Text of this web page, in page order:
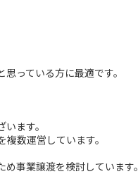
っている方に最適です。
ます。
数運営しています。
事業譲渡を検討しています。